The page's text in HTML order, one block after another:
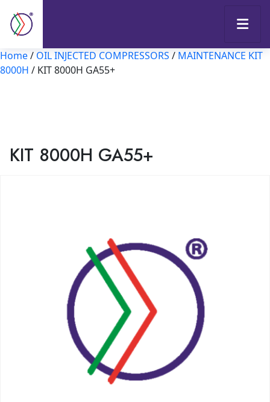
Home/ OIL INJECTED COMPRESSORS / MAINTENANCE KIT
8000H / KIT 8000H GA55+
KIT 8000H GA55+